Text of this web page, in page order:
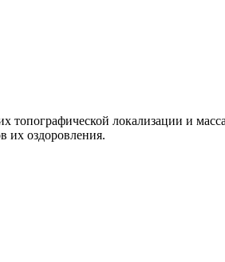
локализации и
их оздоровления.